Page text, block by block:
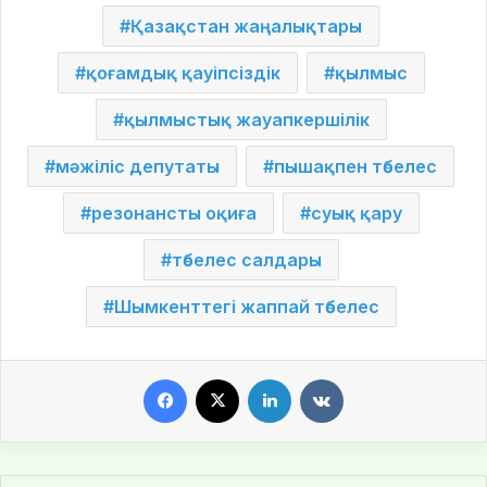
Қазақстан жаңалықтары
қоғамдық қауіпсіздік қылмыс
қылмыстық жауапкершілік
мәжіліс депутаты пышақпен төбелес
резонансты оқиға суық қару
төбелес салдары
Шымкенттегі жаппай төбелес